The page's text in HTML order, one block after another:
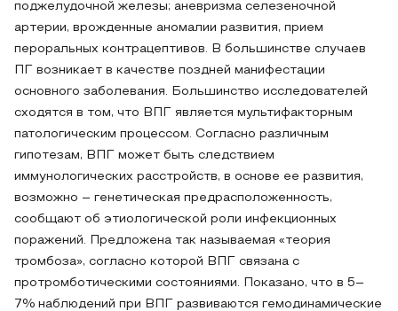
поджелудочной железы; аневризма селезеночной
артерии, врожденные аномалии развития, прием
пероральных контрацептивов. В большинстве случаев
ПГ возникает в качестве поздней манифестации
основного заболевания. Большинство исследователей
сходятся в том, что ВПГ является мультифакторным
патологическим процессом. Согласно различным
гипотезам, ВПГ может быть следствием
иммунологических расстройств, в основе ее развития,
возможно – генетическая предрасположенность,
сообщают об этиологической роли инфекционных
поражений. Предложена так называемая «теория
тромбоза», согласно которой ВПГ связана с
протромботическими состояниями. Показано, что в 5–
7% наблюдений при ВПГ развиваются гемодинамические